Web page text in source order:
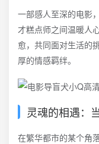
一部感人至深的电影
才糕点师之间温暖人
愈，共同面对生活的
厚的情感羁绊。
灵魂的相遇：
在繁华都市的某个角